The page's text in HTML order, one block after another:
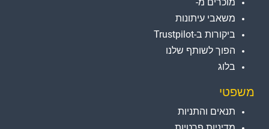
משאבי עיתונות
ביקורות ב-Trustpilot
הפוך לשותף שלנו
בלוג
משפטי
תנאים והתניות